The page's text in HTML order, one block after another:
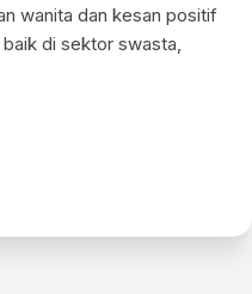
wanita dan kesan positif
di sektor swasta,